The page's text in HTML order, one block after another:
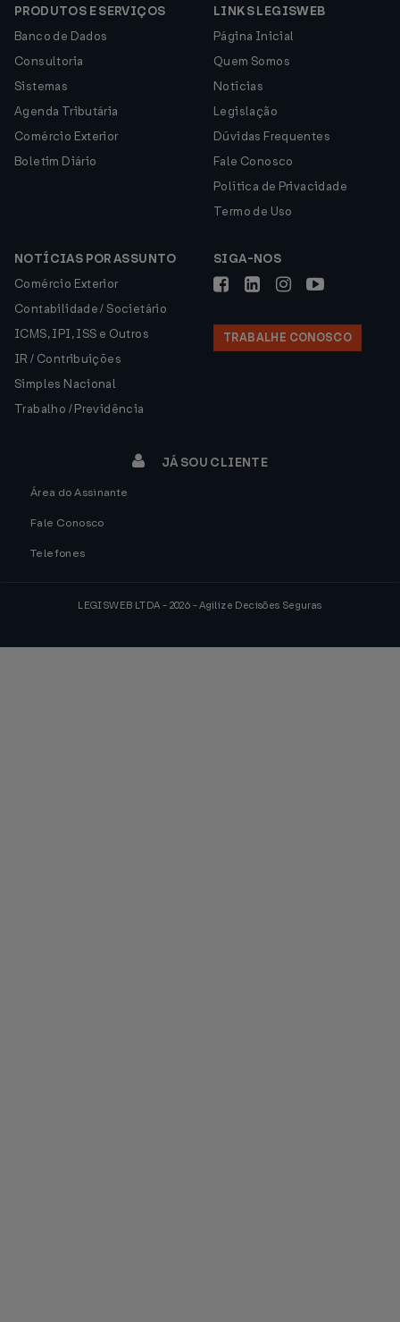
PRODUTOS E SERVIÇOS
Banco de Dados
Consultoria
Sistemas
Agenda Tributária
Comércio Exterior
Boletim Diário
LINKS LEGISWEB
Página Inicial
Quem Somos
Notícias
Legislação
Dúvidas Frequentes
Fale Conosco
Política de Privacidade
Termo de Uso
NOTÍCIAS POR ASSUNTO
Comércio Exterior
Contabilidade / Societário
ICMS, IPI, ISS e Outros
IR / Contribuições
Simples Nacional
Trabalho / Previdência
SIGA-NOS
TRABALHE CONOSCO
JÁ SOU CLIENTE
Área do Assinante
Fale Conosco
Telefones
LEGISWEB LTDA - 2026 - Agilize Decisões Seguras